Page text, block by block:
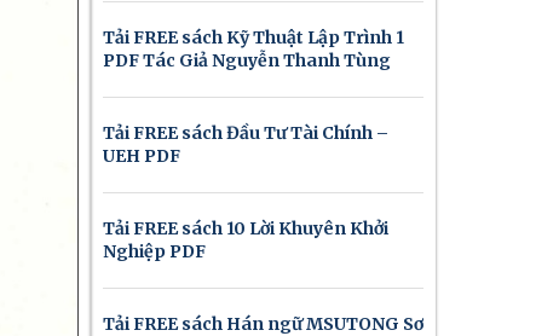
Tải FREE sách Kỹ Thuật Lập Trình 1
PDF Tác Giả Nguyễn Thanh Tùng
Tải FREE sách Đầu Tư Tài Chính –
UEH PDF
Tải FREE sách 10 Lời Khuyên Khởi
Nghiệp PDF
Tải FREE sách Hán ngữ MSUTONG Sơ